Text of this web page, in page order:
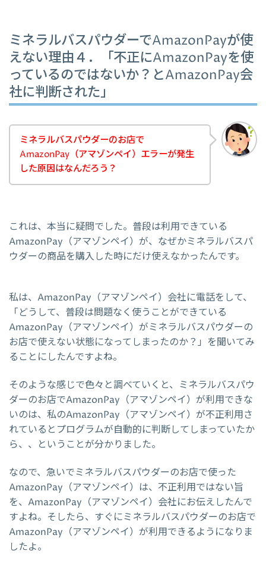
ミネラルバスパウダーでAmazonPayが使
えない理由４．「不正にAmazonPayを使
っているのではないか？とAmazonPay会
社に判断された」
ミネラルバスパウダーのお店で
AmazonPay（アマゾンペイ）エラーが発生
した原因はなんだろう？
これは、本当に疑問でした。普段は利用できている
AmazonPay（アマゾンペイ）が、なぜかミネラルバスパ
ウダーの商品を購入した時にだけ使えなかったんです。
私は、AmazonPay（アマゾンペイ）会社に電話をして、
「どうして、普段は問題なく使うことができている
AmazonPay（アマゾンペイ）がミネラルバスパウダーの
お店で使えない状態になってしまったのか？」を聞いてみ
ることにしたんですよね。
そのような感じで色々と調べていくと、ミネラルバスパウ
ダーのお店でAmazonPay（アマゾンペイ）が利用できな
いのは、私のAmazonPay（アマゾンペイ）が不正利用さ
れているとプログラムが自動的に判断してしまっていたか
ら、、ということが分かりました。
なので、急いでミネラルバスパウダーのお店で使った
AmazonPay（アマゾンペイ）は、不正利用ではない旨
を、AmazonPay（アマゾンペイ）会社にお伝えしたんで
すよね。そしたら、すぐにミネラルバスパウダーのお店で
AmazonPay（アマゾンペイ）が利用できるようになりま
したよ。